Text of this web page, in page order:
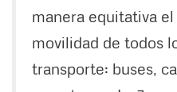
manera equitativa
movilidad de todos
transporte: buses,